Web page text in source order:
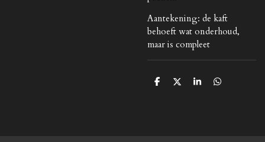
Aantekening: de kaft
behoeft wat onderhoud,
maar is compleet
D
D
S
D